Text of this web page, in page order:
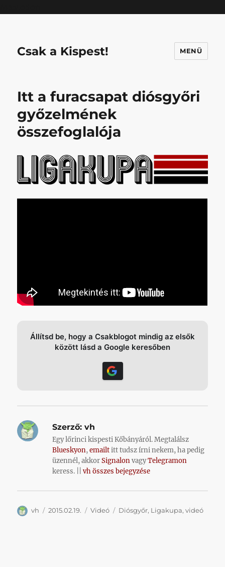
Csak a Kispest! MENÜ
Itt a furacsapat diósgyőri
győzelmének
összefoglalója
Állítsd be, hogy a Csakblogot mindig az elsők
között lásd a Google keresőben
Szerző: vh
Egy lőrinci kispesti Kőbányáról. Megtalálsz
Blueskyon,emailtitt tudsz írni nekem, ha pedig
üzennél, akkorSignalonvagyTelegramon
keress. ||vh összes bejegyzése
Szerző
vh Közzétéve
2015.02.19. Kategória
Videó Címke
Diósgyőr, Ligakupa,videó